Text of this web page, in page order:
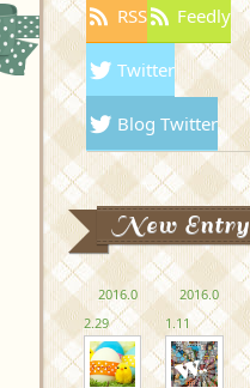
RSS Feedly
Twitter
Blog Twitter
New Entry
2016.0
2.29
2016.0
1.11